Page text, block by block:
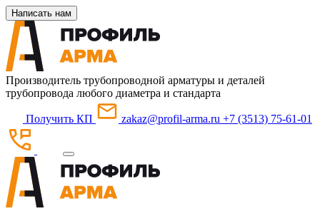
Написать нам
Производитель трубопроводной арматуры и деталей
трубопровода любого диаметра и стандарта
Получить КП zakaz@profil-arma.ru +7 (3513) 75-61-01